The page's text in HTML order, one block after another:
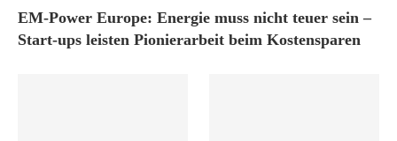
EM-Power Europe: Energie muss nicht teuer sein –
Start-ups leisten Pionierarbeit beim Kostensparen